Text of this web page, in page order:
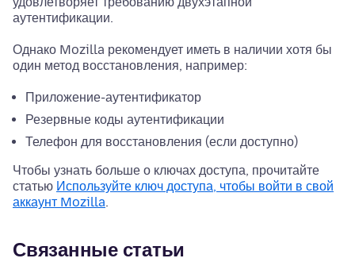
аутентификации.
Однако Mozilla рекомендует иметь в наличии хотя бы
один метод восстановления, например:
Приложение-аутентификатор
Резервные коды аутентификации
Телефон для восстановления (если доступно)
Чтобы узнать больше о ключах доступа, прочитайте
статью Используйте ключ доступа, чтобы войти в свой
аккаунт Mozilla.
Связанные статьи